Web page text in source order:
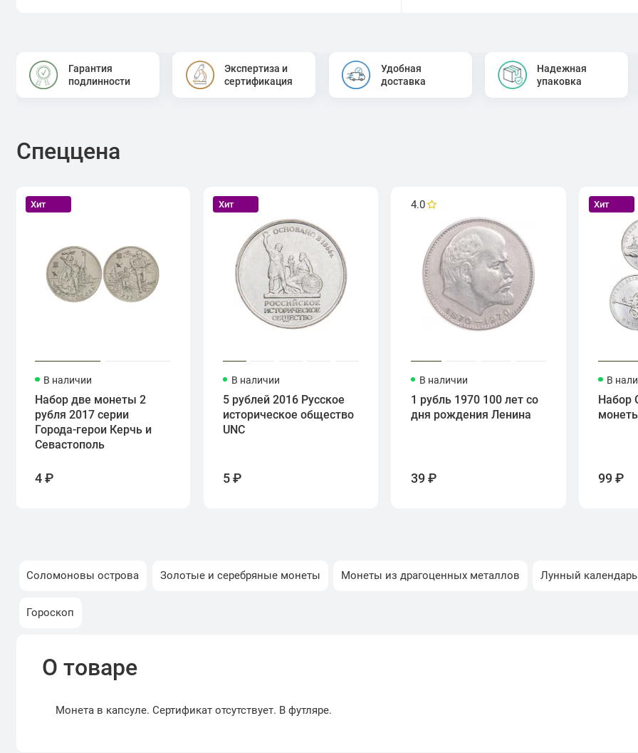
Гарантия
подлинности
Экспертиза и
сертификация
Удобная
доставка
Надежная
упаковка
Спеццена
Хит
В наличии
Набор две монеты 2
рубля 2017 серии
Города-герои Керчь и
Севастополь
4 ₽
Хит
В наличии
5 рублей 2016 Русское
историческое общество
UNC
5 ₽
4.0
В наличии
1 рубль 1970 100 лет со
дня рождения Ленина
39 ₽
Хит
В
Набор
99 ₽
Соломоновы острова Золотые и серебряные монеты Монеты из драгоценных металлов Лунный календарь
Гороскоп
О товаре
Монета в капсуле. Сертификат отсутствует. В футляре.